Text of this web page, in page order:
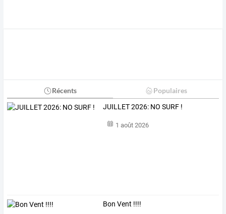
Récents Populaires
JUILLET 2026: NO SURF !
1 août 2026
Bon Vent !!!!